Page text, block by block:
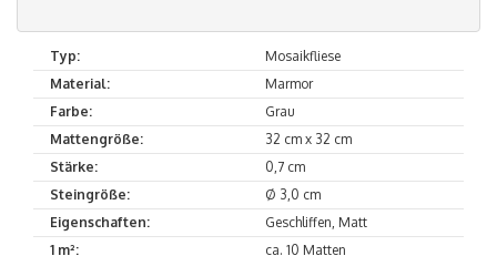
Typ:
Mosaikfliese
Material:
Marmor
Farbe:
Grau
Mattengröße:
32 cm x 32 cm
Stärke:
0,7 cm
Steingröße:
Ø 3,0 cm
Eigenschaften:
Geschliffen, Matt
1 m²:
ca. 10 Matten